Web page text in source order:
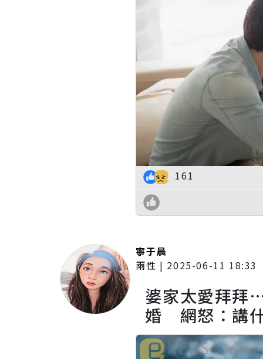
161
寧于晨
兩性 | 2025-06-11 18:33
婆家太愛拜拜
婚 網怒：講